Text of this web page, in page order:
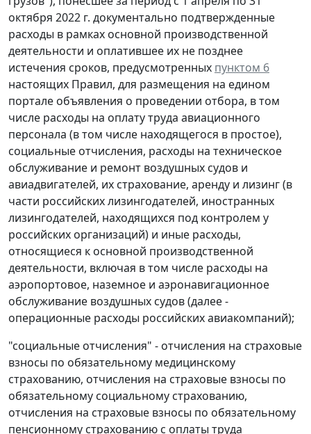
октября 2022 г. документально подтвержденные
расходы в рамках основной производственной
деятельности и оплатившее их не позднее
истечения сроков, предусмотренных пунктом 6
настоящих Правил, для размещения на едином
портале объявления о проведении отбора, в том
числе расходы на оплату труда авиационного
персонала (в том числе находящегося в простое),
социальные отчисления, расходы на техническое
обслуживание и ремонт воздушных судов и
авиадвигателей, их страхование, аренду и лизинг (в
части российских лизингодателей, иностранных
лизингодателей, находящихся под контролем у
российских организаций) и иные расходы,
относящиеся к основной производственной
деятельности, включая в том числе расходы на
аэропортовое, наземное и аэронавигационное
обслуживание воздушных судов (далее -
операционные расходы российских авиакомпаний);
"социальные отчисления" - отчисления на страховые
взносы по обязательному медицинскому
страхованию, отчисления на страховые взносы по
обязательному социальному страхованию,
отчисления на страховые взносы по обязательному
пенсионному страхованию с оплаты труда